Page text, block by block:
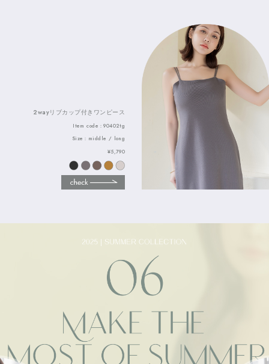
2wayリブカップ付きワンピース
Item code：90402tg
Size：middle / long
¥5,790